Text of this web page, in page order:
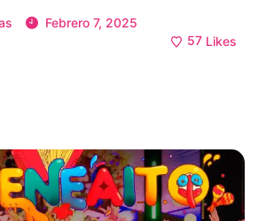
Febrero 7, 2025
57 Likes